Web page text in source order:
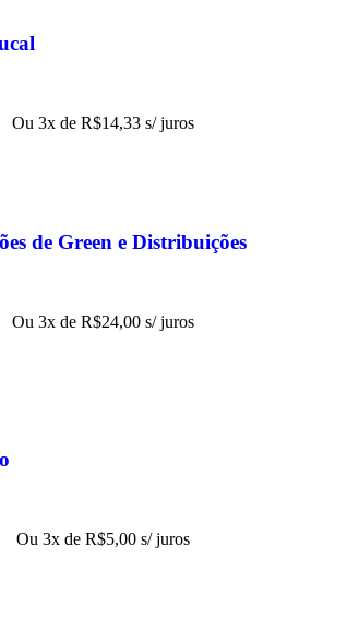
Ou 3x de R$14,33 s/ juros
de Green e Distribuições
Ou 3x de R$24,00 s/ juros
Ou 3x de R$5,00 s/ juros